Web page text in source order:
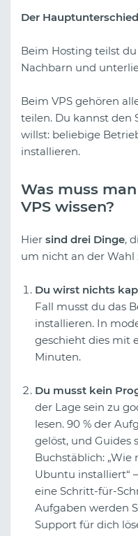
Der
Beim Hosting teilst
Nachbarn und
Beim VPS gehören
teilen. Du kannst den
willst: beliebige
installieren.
Was muss
VPS wissen?
Hier sind drei Dinge,
um nicht an der Wahl
Du wirst nichts
Fall musst du das
installieren. In
geschieht dies mit
Minuten.
Du musst kein
der Lage sein zu
lesen. 90 % der
gelöst, und Guides
Buchstäblich:
Ubuntu installiert“
eine Schritt-für-
Aufgaben werden
Support für dich